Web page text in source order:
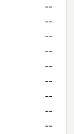
--
--
--
--
--
--
--
--
--